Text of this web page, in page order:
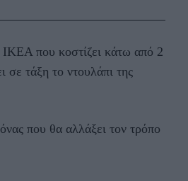
που κοστίζει κάτω από 2
σε τάξη το ντουλάπι της
που θα αλλάξει τον τρόπο